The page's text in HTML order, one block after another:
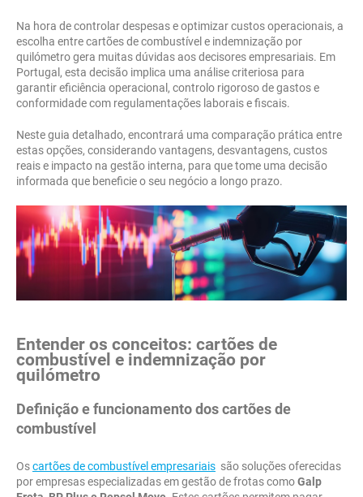
Na hora de controlar despesas e optimizar custos operacionais, a
escolha entre cartões de combustível e indemnização por
quilómetro gera muitas dúvidas aos decisores empresariais. Em
Portugal, esta decisão implica uma análise criteriosa para
garantir eficiência operacional, controlo rigoroso de gastos e
conformidade com regulamentações laborais e fiscais.
Neste guia detalhado, encontrará uma comparação prática entre
estas opções, considerando vantagens, desvantagens, custos
reais e impacto na gestão interna, para que tome uma decisão
informada que beneficie o seu negócio a longo prazo.
Entender os conceitos: cartões de
combustível e indemnização por
quilómetro
Definição e funcionamento dos cartões de
combustível
Oscartões de combustível empresariais são soluções oferecidas
por empresas especializadas em gestão de frotas comoGalp